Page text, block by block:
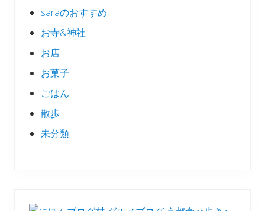
saraのおすすめ
お寺&神社
お店
お菓子
ごはん
散歩
未分類